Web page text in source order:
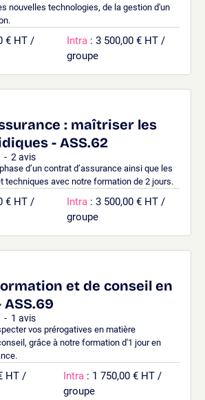
nouvelles technologies, de la gestion d'un
€ HT /
Intra : 3 500,00 € HT /
groupe
: maîtriser les
- ASS.62
- 2 avis
d’un contrat d’assurance ainsi que les
techniques avec notre formation de 2 jours.
€ HT /
Intra : 3 500,00 € HT /
groupe
et de conseil en
- 1 avis
vos prérogatives en matière
grâce à notre formation d'1 jour en
HT /
Intra : 1 750,00 € HT /
groupe